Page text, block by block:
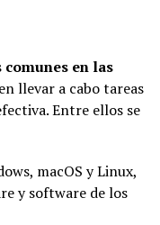
en las
llevar a cabo tareas
Entre ellos se
macOS y Linux,
y software de los